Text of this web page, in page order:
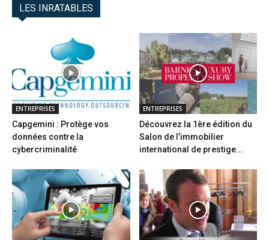
LES INRATABLES
ENTREPRISES
Capgemini : Protège vos
données contre la
cybercriminalité
ENTREPRISES
Découvrez la 1ère édition du
Salon de l’immobilier
international de prestige...